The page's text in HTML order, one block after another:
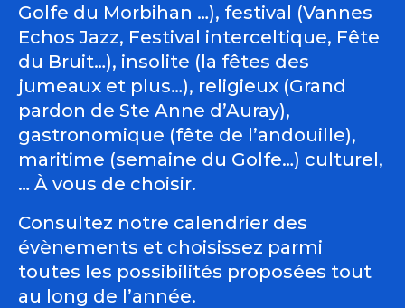
Golfe du Morbihan …), festival (Vannes
Echos Jazz, Festival interceltique, Fête
du Bruit…), insolite (la fêtes des
jumeaux et plus…), religieux (Grand
pardon de Ste Anne d’Auray),
gastronomique (fête de l’andouille),
maritime (semaine du Golfe…) culturel,
… À vous de choisir.
Consultez notre calendrier des
évènements et choisissez parmi
toutes les possibilités proposées tout
au long de l’année.